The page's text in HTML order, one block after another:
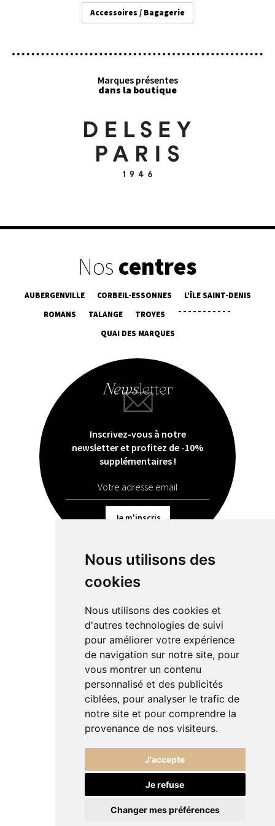
Nous utilisons des
cookies
Nous utilisons des cookies et
d'autres technologies de suivi
pour améliorer votre expérience
de navigation sur notre site, pour
vous montrer un contenu
personnalisé et des publicités
ciblées, pour analyser le trafic de
notre site et pour comprendre la
provenance de nos visiteurs.
J'accepte
Je refuse
Changer mes préférences
Accessoires / Bagagerie
Marques présentes
dans la boutique
Nos centres
AUBERGENVILLE CORBEIL-ESSONNES
L’ÎLE SAINT-DENIS
ROMANS
TALANGE TROYES
¯¯¯¯¯¯¯¯¯¯¯
QUAI DES MARQUES
Inscrivez-vous à notre
newsletter et profitez de -10%
supplémentaires !
Je m'inscris
Boutiques
Contactez-nous
Recrutement
Charte de confidentialité
Conditions des offres
Mentions légales
Crédits
Rejoignez-nous